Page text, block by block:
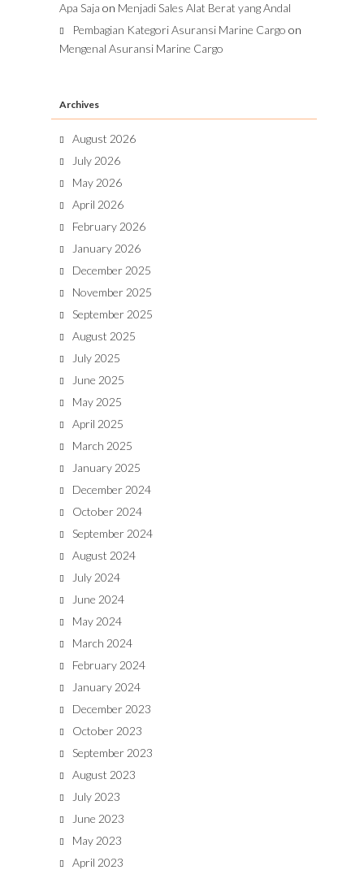
Apa Saja on Menjadi Sales Alat Berat yang Andal
Pembagian Kategori Asuransi Marine Cargo on
Mengenal Asuransi Marine Cargo
Archives
August 2026
July 2026
May 2026
April 2026
February 2026
January 2026
December 2025
November 2025
September 2025
August 2025
July 2025
June 2025
May 2025
April 2025
March 2025
January 2025
December 2024
October 2024
September 2024
August 2024
July 2024
June 2024
May 2024
March 2024
February 2024
January 2024
December 2023
October 2023
September 2023
August 2023
July 2023
June 2023
May 2023
April 2023